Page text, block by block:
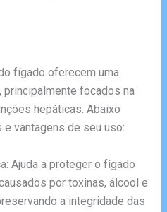
fígado oferecem uma
focados na
hepáticas. Abaixo
vantagens de seu uso:
Ajuda a proteger o fígado
por toxinas, álcool e
a integridade das